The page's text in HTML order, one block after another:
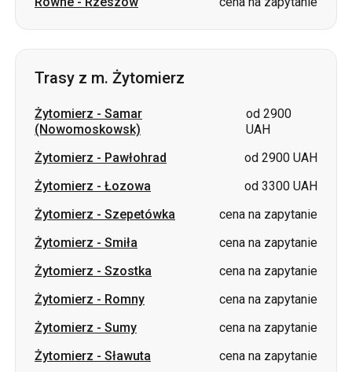
Trasy z m. Żytomierz
Żytomierz - Samar
(Nowomoskowsk)
od 2900
UAH
Żytomierz - Pawłohrad
od 2900 UAH
Żytomierz - Łozowa
od 3300 UAH
Żytomierz - Szepetówka
cena na zapytanie
Żytomierz - Smiła
cena na zapytanie
Żytomierz - Szostka
cena na zapytanie
Żytomierz - Romny
cena na zapytanie
Żytomierz - Sumy
cena na zapytanie
Żytomierz - Sławuta
cena na zapytanie